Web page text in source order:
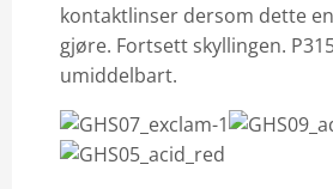
kontaktlinser dersom dette
gjøre. Fortsett skyllingen.
umiddelbart.